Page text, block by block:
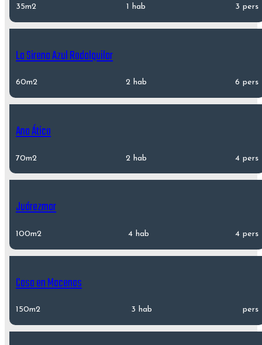
35m2 1 hab 3 pers
La Sirena Azul Rodalquilar
60m2 2 hab 6 pers
Ana Ático
70m2 2 hab 4 pers
Juárezmar
100m2 4 hab 4 pers
Casa en Macenas
150m2 3 hab pers